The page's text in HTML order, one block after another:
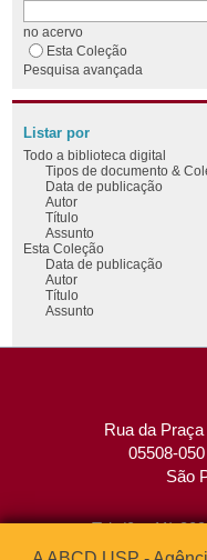
no acervo
Esta Coleção
Pesquisa avançada
Listar por
Todo a biblioteca digital
Tipos de documento &
Data de publicação
Autor
Título
Assunto
Esta Coleção
Data de publicação
Autor
Título
Assunto
Rua da
05508-
São
Tel: (0xx11)
Fax: